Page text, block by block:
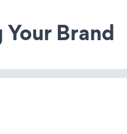
Brand